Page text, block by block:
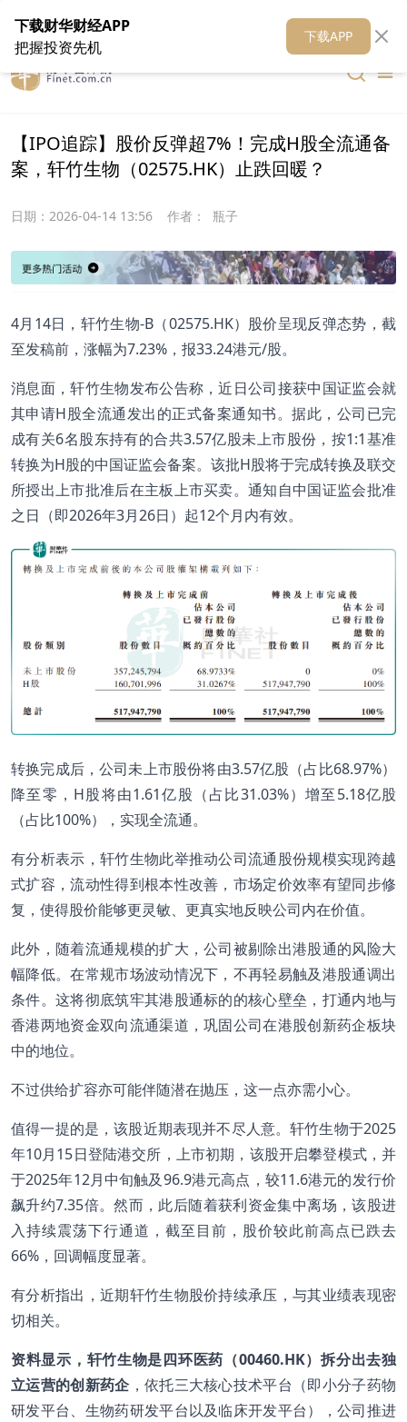
在线客服 关于我们 财华媒体矩阵 财华智库
【IPO追踪】股价反弹超7%！完成H股全流通备
案，轩竹生物（02575.HK）止跌回暖？
日期： 2026-04-14 13:56 作者： 瓶子
4月14日，轩竹生物-B（02575.HK）股价呈现反弹态势，截
至发稿前，涨幅为7.23%，报33.24港元/股。
消息面，轩竹生物发布公告称，近日公司接获中国证监会就
其申请H股全流通发出的正式备案通知书。据此，公司已完
成有关6名股东持有的合共3.57亿股未上市股份，按1:1基准
转换为H股的中国证监会备案。该批H股将于完成转换及联交
所授出上市批准后在主板上市买卖。通知自中国证监会批准
之日（即2026年3月26日）起12个月内有效。
转换完成后，公司未上市股份将由3.57亿股（占比68.97%）
降至零，H股将由1.61亿股（占比31.03%）增至5.18亿股
（占比100%），实现全流通。
有分析表示，轩竹生物此举推动公司流通股份规模实现跨越
式扩容，流动性得到根本性改善，市场定价效率有望同步修
复，使得股价能够更灵敏、更真实地反映公司内在价值。
此外，随着流通规模的扩大，公司被剔除出港股通的风险大
幅降低。在常规市场波动情况下，不再轻易触及港股通调出
条件。这将彻底筑牢其港股通标的的核心壁垒，打通内地与
香港两地资金双向流通渠道，巩固公司在港股创新药企板块
中的地位。
不过供给扩容亦可能伴随潜在抛压，这一点亦需小心。
值得一提的是，该股近期表现并不尽人意。轩竹生物于2025
年10月15日登陆港交所，上市初期，该股开启攀登模式，并
于2025年12月中旬触及96.9港元高点，较11.6港元的发行价
飙升约7.35倍。然而，此后随着获利资金集中离场，该股进
入持续震荡下行通道，截至目前，股价较此前高点已跌去
66%，回调幅度显著。
有分析指出，近期轩竹生物股价持续承压，与其业绩表现密
切相关。
资料显示，轩竹生物是四环医药（00460.HK）拆分出去独
立运营的创新药企 ，依托三大核心技术平台（即小分子药物
研发平台、生物药研发平台以及临床开发平台），公司推进
下载财华财经APP
把握投资先机
下载APP